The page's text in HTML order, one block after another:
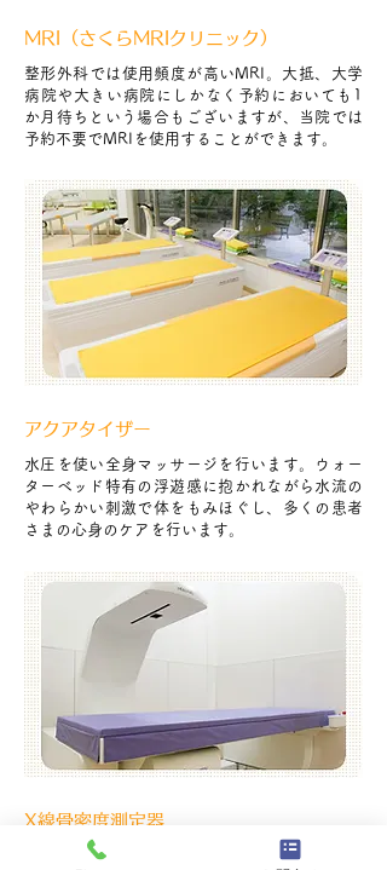
MRI（さくらMRIクリニック）
整形外科では使用頻度が高いMRI。大抵、大学
病院や大きい病院にしかなく予約においても1
か月待ちという場合もございますが、当院では
予約不要でMRIを使用することができます。
アクアタイザー
水圧を使い全身マッサージを行います。ウォー
ターベッド特有の浮遊感に抱かれながら水流の
やわらかい刺激で体をもみほぐし、多くの患者
さまの心身のケアを行います。
X線骨密度測定器
わずか10秒で検査できる最新型の測定器。全身